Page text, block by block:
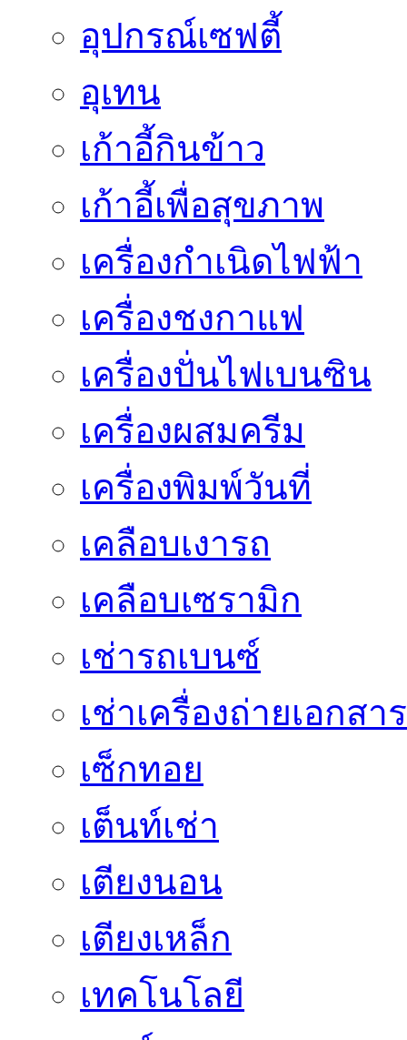
อุปกรณ์เซฟตี้
อุเทน
เก้าอี้กินข้าว
เก้าอี้เพื่อสุขภาพ
เครื่องกำเนิดไฟฟ้า
เครื่องชงกาแฟ
เครื่องปั่นไฟเบนซิน
เครื่องผสมครีม
เครื่องพิมพ์วันที่
เคลือบเงารถ
เคลือบเซรามิก
เช่ารถเบนซ์
เช่าเครื่องถ่ายเอกสาร
เซ็กทอย
เต็นท์เช่า
เตียงนอน
เตียงเหล็ก
เทคโนโลยี